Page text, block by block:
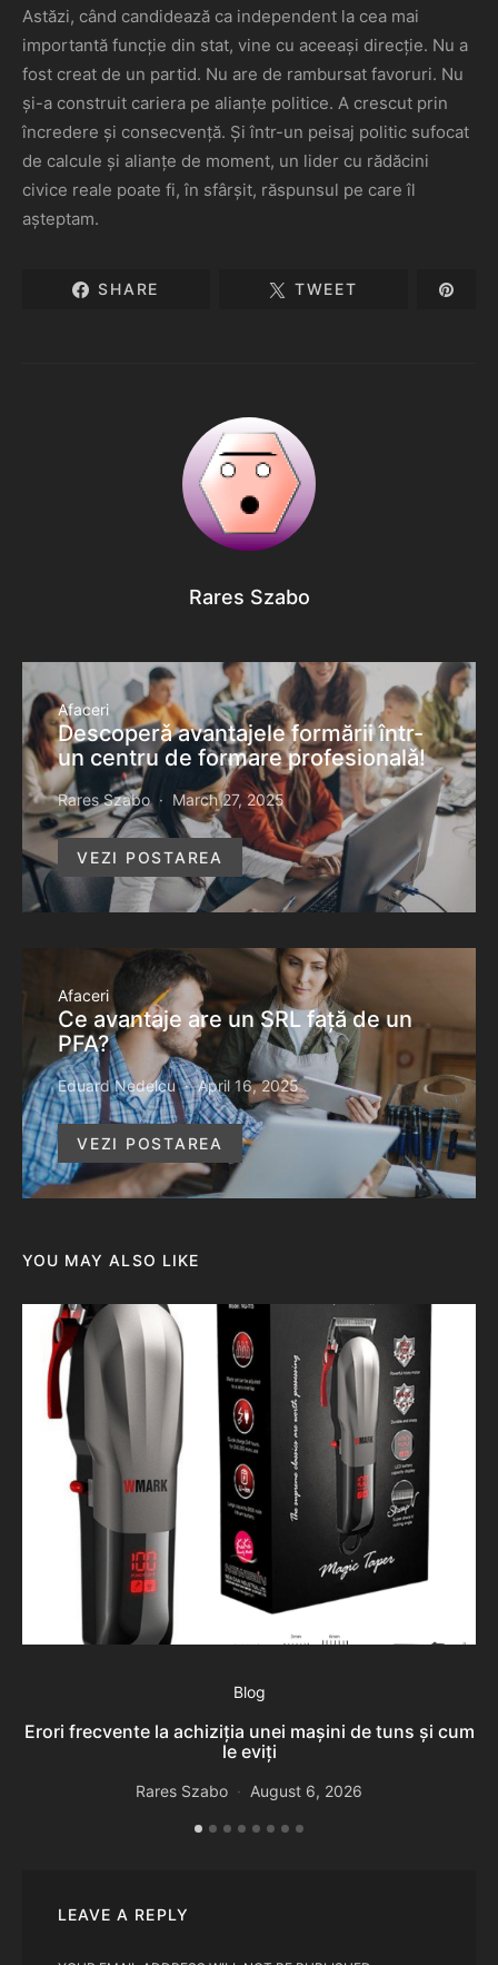
Astăzi, când candidează ca independent la cea mai
importantă funcție din stat, vine cu aceeași direcție. Nu a
fost creat de un partid. Nu are de rambursat favoruri. Nu
și-a construit cariera pe alianțe politice. A crescut prin
încredere și consecvență. Și într-un peisaj politic sufocat
de calcule și alianțe de moment, un lider cu rădăcini
civice reale poate fi, în sfârșit, răspunsul pe care îl
așteptam.
SHARE TWEET
Rares Szabo
Afaceri
Descoperǎ avantajele formării într-
un centru de formare profesionalǎ!
Rares Szabo March 27, 2025
VEZI POSTAREA
Afaceri
Ce avantaje are un SRL față de un
PFA?
Eduard Nedelcu April 16, 2025
VEZI POSTAREA
YOU MAY ALSO LIKE
Blog
Erori frecvente la achiziția unei mașini de tuns și cum
le eviți
Rares Szabo August 6, 2026
LEAVE A REPLY